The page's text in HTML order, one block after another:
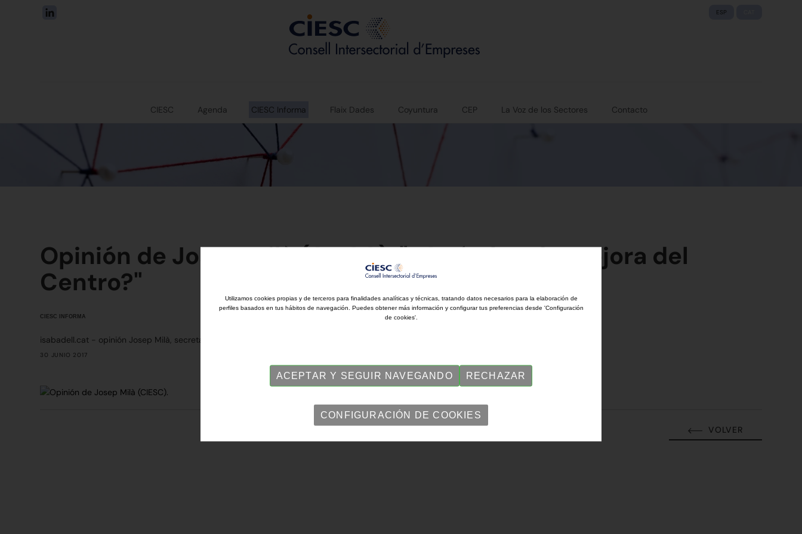
ESP
CIESC Agenda CIESC Informa Flaix Dades Coyuntura CEP La Voz de los Sectores Contacto
Opinión de Josep Milà (CIESC). "¿Qué plan de mejora del
Centro?"
CIESC INFORMA
isabadell.cat - opinión Josep Milà, secretario técnico del Consejo Intersectorial de Empresarios de Sabadell y Comarca (CIESC),30 junio 2017
30 JUNIO 2017
VOLVER
Utilizamos cookies propias y de terceros para finalidades analíticas y técnicas, tratando datos necesarios para la elaboración de
perfiles basados en tus hábitos de navegación. Puedes obtener más información y configurar tus preferencias desde 'Configuración
de cookies'.
ACEPTAR Y SEGUIR NAVEGANDO RECHAZAR
CONFIGURACIÓN DE COOKIES